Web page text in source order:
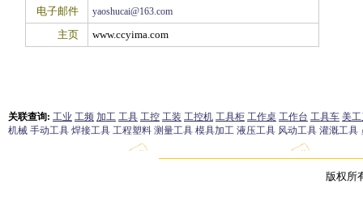
电子邮件
yaoshucai@163.com
主页 www.ccyima.com
版权所